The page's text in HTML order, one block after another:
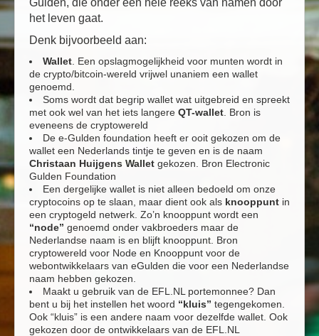
Gulden, die onder een hele reeks van namen door
het leven gaat.
Denk bijvoorbeeld aan:
Wallet . Een opslagmogelijkheid voor munten wordt in
de crypto/bitcoin-wereld vrijwel unaniem een wallet
genoemd.
Soms wordt dat begrip wallet wat uitgebreid en spreekt
met ook wel van het iets langere QT-wallet . Bron is
eveneens de cryptowereld
De e-Gulden foundation heeft er ooit gekozen om de
wallet een Nederlands tintje te geven en is de naam
Christaan Huijgens Wallet gekozen. Bron Electronic
Gulden Foundation
Een dergelijke wallet is niet alleen bedoeld om onze
cryptocoins op te slaan, maar dient ook als knooppunt in
een cryptogeld netwerk. Zo’n knooppunt wordt een
“node” genoemd onder vakbroeders maar de
Nederlandse naam is en blijft knooppunt. Bron
cryptowereld voor Node en Knooppunt voor de
webontwikkelaars van eGulden die voor een Nederlandse
naam hebben gekozen.
Maakt u gebruik van de EFL.NL portemonnee? Dan
bent u bij het instellen het woord “kluis” tegengekomen.
Ook “kluis” is een andere naam voor dezelfde wallet. Ook
gekozen door de ontwikkelaars van de EFL.NL